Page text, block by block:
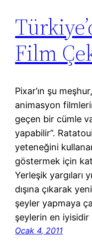
Film
Pixar’ın şu
animasyon
geçen bir cümle
yapabilir”.
yeteneğini
göstermek için
Yerleşik yargıları
dışına çıkarak
şeyler yapmaya
şeylerin en
Ocak 4, 2011